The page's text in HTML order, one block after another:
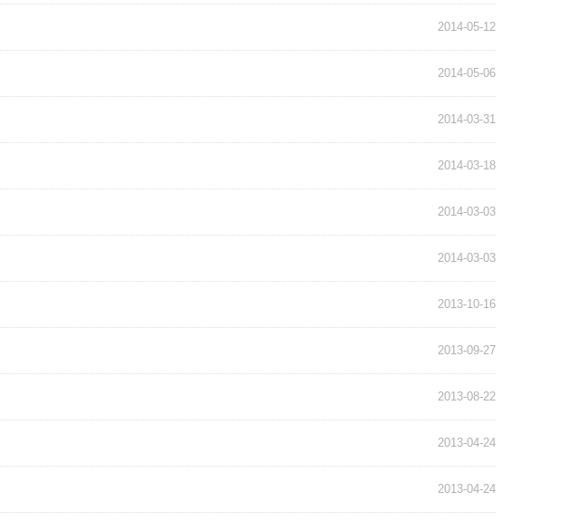
2014-05-12
2014-05-06
2014-03-31
2014-03-18
2014-03-03
2014-03-03
2013-10-16
2013-09-27
2013-08-22
2013-04-24
2013-04-24